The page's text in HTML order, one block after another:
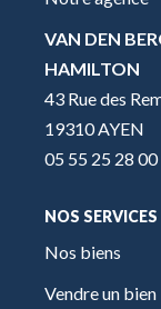
VAN DEN
HAMILTON
43 Rue des
19310 AYEN
05 55 25 28 00
NOS SERVICES
Nos biens
Vendre un bien